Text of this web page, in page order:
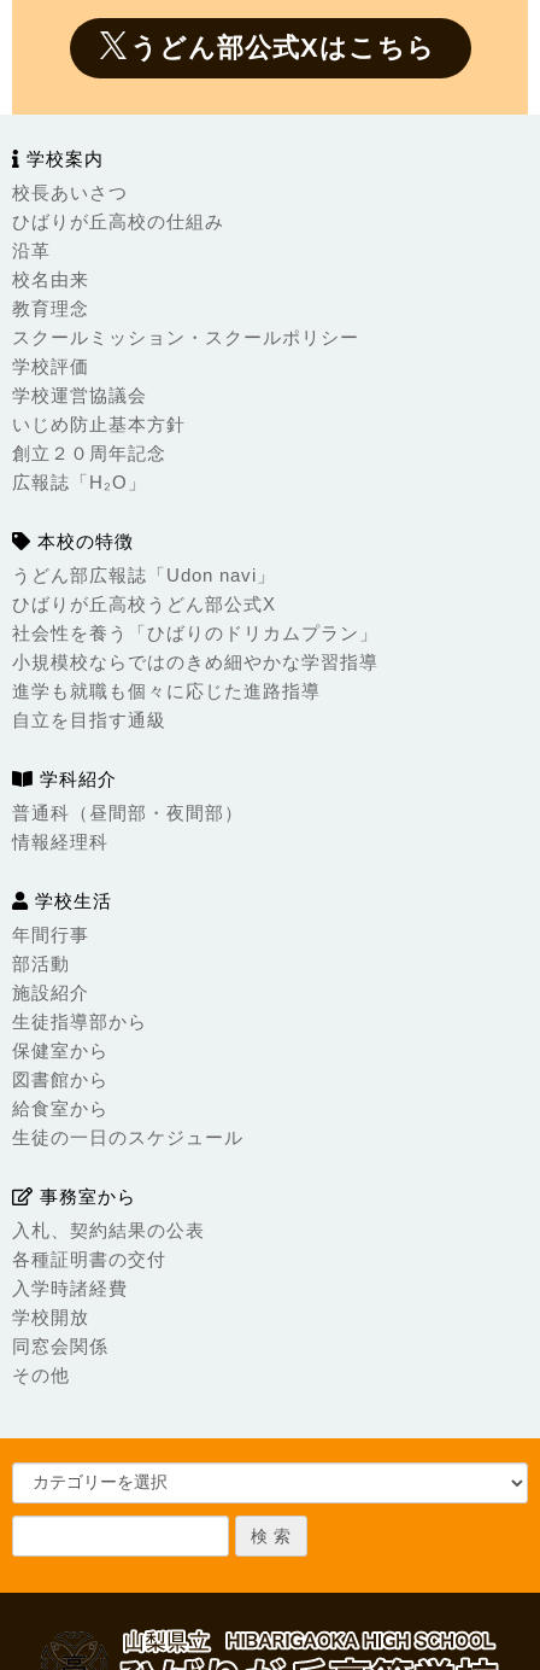
うどん部公式Xはこちら
学校案内
校長あいさつ
ひばりが丘高校の仕組み
沿革
校名由来
教育理念
スクールミッション・スクールポリシー
学校評価
学校運営協議会
いじめ防止基本方針
創立２０周年記念
広報誌「H₂O」
本校の特徴
うどん部広報誌「Udon navi」
ひばりが丘高校うどん部公式X
社会性を養う「ひばりのドリカムプラン」
小規模校ならではのきめ細やかな学習指導
進学も就職も個々に応じた進路指導
自立を目指す通級
学科紹介
普通科（昼間部・夜間部）
情報経理科
学校生活
年間行事
部活動
施設紹介
生徒指導部から
保健室から
図書館から
給食室から
生徒の一日のスケジュール
事務室から
入札、契約結果の公表
各種証明書の交付
入学時諸経費
学校開放
同窓会関係
その他